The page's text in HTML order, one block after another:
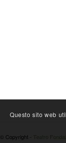
© Copyright - Teatro
Questo sito web